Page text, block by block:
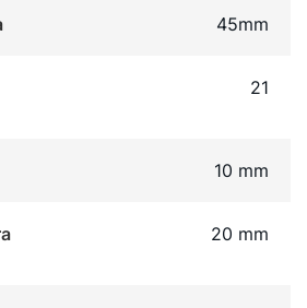
45mm
21
10 mm
20 mm